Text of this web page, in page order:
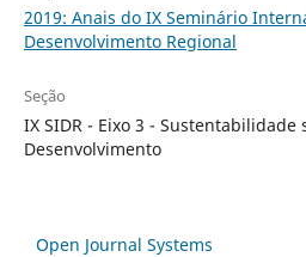
2019: Anais do IX Seminário
Desenvolvimento Regional
Seção
IX SIDR - Eixo 3 -
Desenvolvimento
Open Journal Systems